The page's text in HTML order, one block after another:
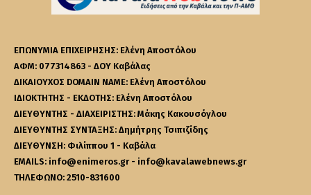
ΕΠΩΝΥΜΙΑ ΕΠΙΧΕΙΡΗΣΗΣ: Ελένη Αποστόλου
ΑΦΜ: 077314863 - ΔΟΥ Καβάλας
ΔΙΚΑΙΟΥΧΟΣ DOMAIN NAME: Ελένη Αποστόλου
ΙΔΙΟΚΤΗΤΗΣ - ΕΚΔΟΤΗΣ: Ελένη Αποστόλου
ΔΙΕΥΘΥΝΤΗΣ - ΔΙΑΧΕΙΡΙΣΤΗΣ: Μάκης Κακουσόγλου
ΔΙΕΥΘΥΝΤΗΣ ΣΥΝΤΑΞΗΣ: Δημήτρης Τσιπιζίδης
ΔΙΕΥΘΥΝΣΗ: Φιλίππου 1 - Καβάλα
EMAILS: info@enimeros.gr - info@kavalawebnews.gr
ΤΗΛΕΦΩΝΟ: 2510-831600